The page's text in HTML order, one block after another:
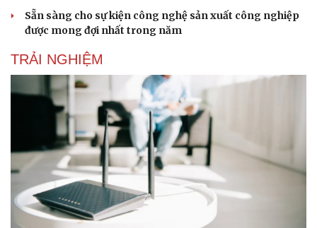
Doanh nghiệp 24h
Doanh nhân
Vì cộng đồng
Tin Công nghệ
Trải nghiệm
Sẵn sàng cho sự kiện công nghệ sản xuất công nghiệp
được mong đợi nhất trong năm
TRẢI NGHIỆM